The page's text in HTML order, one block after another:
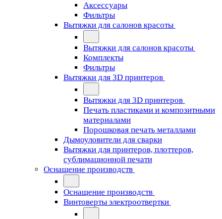
Аксессуары
Фильтры
Вытяжки для салонов красоты
Вытяжки для салонов красоты
Комплекты
Фильтры
Вытяжки для 3D принтеров
Вытяжки для 3D принтеров
Печать пластиками и композитными
материалами
Порошковая печать металлами
Дымоуловители для сварки
Вытяжки для принтеров, плоттеров,
сублимационной печати
Оснащение производств
Оснащение производств
Винтоверты электроотвертки